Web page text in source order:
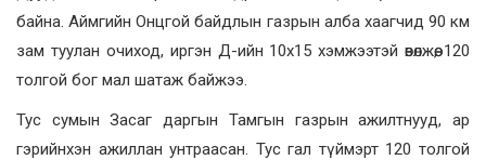
байна. Аймгийн Онцгой байдлын газрын алба хаагчид 90 км
зам туулан очиход, иргэн Д-ийн 10х15 хэмжээтэй өвөлжөө, 120
толгой бог мал шатаж байжээ.
Тус сумын Засаг даргын Тамгын газрын ажилтнууд, ар
гэрийнхэн ажиллан унтраасан. Тус гал түймэрт 120 толгой